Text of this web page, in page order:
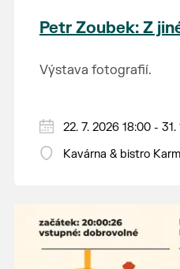
Petr Zoubek: Z
Výstava fotografií.
22. 7. 2026 18:00 -
Kavárna & bistro